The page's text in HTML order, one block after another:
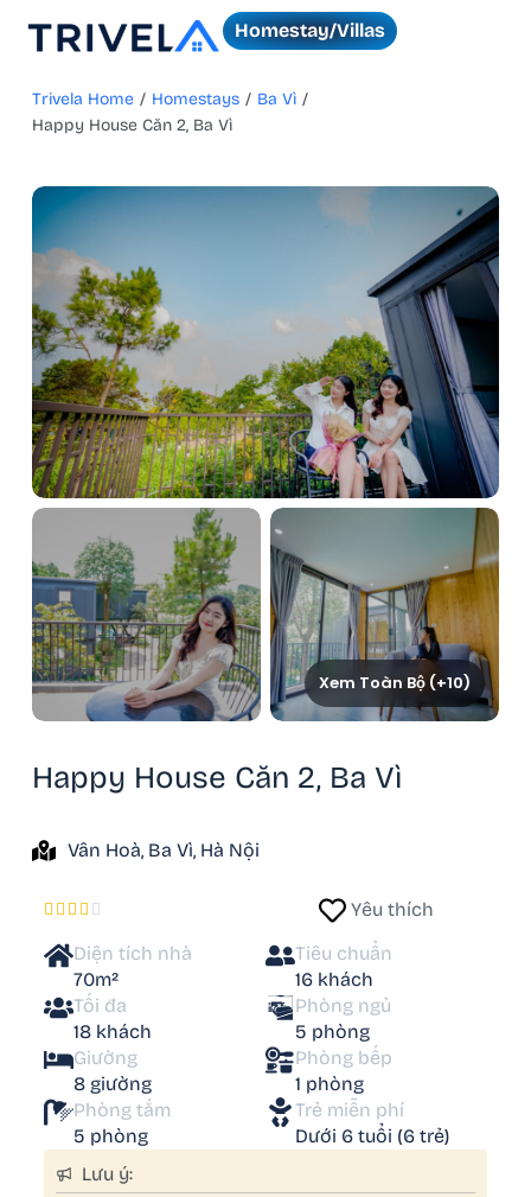
Homestay/Villas
Trivela Home / Homestays / Ba Vì /
Happy House Căn 2, Ba Vì
Xem Toàn Bộ (+10)
Happy House Căn 2, Ba Vì
Vân Hoà, Ba Vì, Hà Nội
    
Yêu thích
Diện tích nhà
70m²
Tiêu chuẩn
16 khách
Tối đa
18 khách
Phòng ngủ
5 phòng
Giường
8 giường
Phòng bếp
1 phòng
Phòng tắm
5 phòng
Trẻ miễn phí
Dưới 6 tuổi (6 trẻ)
Lưu ý: